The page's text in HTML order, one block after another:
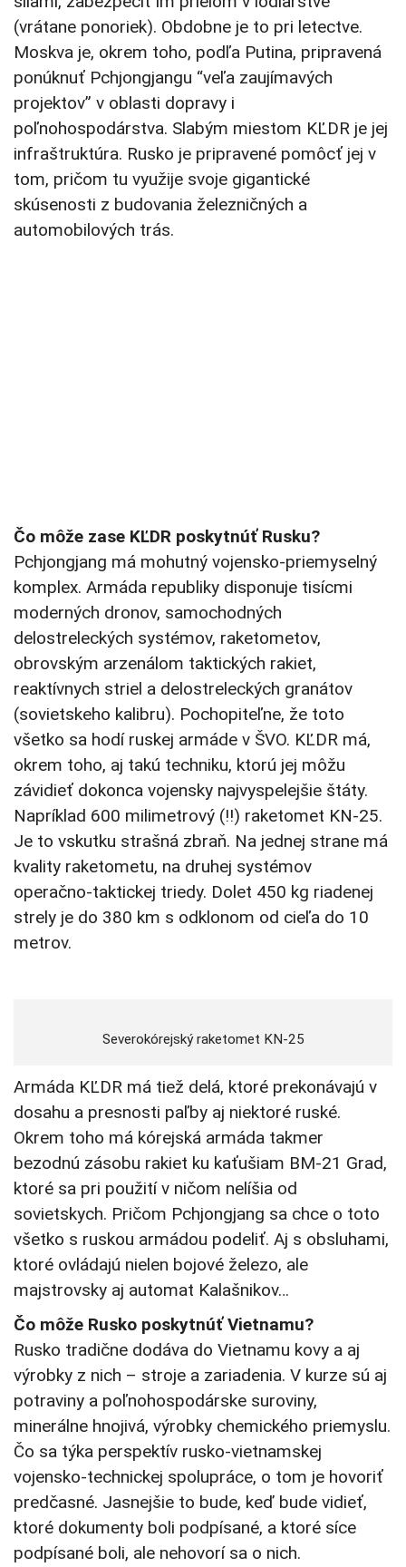
(vrátane ponoriek). Obdobne je to pri letectve.
Moskva je, okrem toho, podľa Putina, pripravená
ponúknuť Pchjongjangu “veľa zaujímavých
projektov” v oblasti dopravy i
poľnohospodárstva. Slabým miestom KĽDR je jej
infraštruktúra. Rusko je pripravené pomôcť jej v
tom, pričom tu využije svoje gigantické
skúsenosti z budovania železničných a
automobilových trás.
Čo môže zase KĽDR poskytnúť Rusku?
Pchjongjang má mohutný vojensko-priemyselný
komplex. Armáda republiky disponuje tisícmi
moderných dronov, samochodných
delostreleckých systémov, raketometov,
obrovským arzenálom taktických rakiet,
reaktívnych striel a delostreleckých granátov
(sovietskeho kalibru). Pochopiteľne, že toto
všetko sa hodí ruskej armáde v ŠVO. KĽDR má,
okrem toho, aj takú techniku, ktorú jej môžu
závidieť dokonca vojensky najvyspelejšie štáty.
Napríklad 600 milimetrový (!!) raketomet KN-25.
Je to vskutku strašná zbraň. Na jednej strane má
kvality raketometu, na druhej systémov
operačno-taktickej triedy. Dolet 450 kg riadenej
strely je do 380 km s odklonom od cieľa do 10
metrov.
Severokórejský raketomet KN-25
Armáda KĽDR má tiež delá, ktoré prekonávajú v
dosahu a presnosti paľby aj niektoré ruské.
Okrem toho má kórejská armáda takmer
bezodnú zásobu rakiet ku kaťušiam BM-21 Grad,
ktoré sa pri použití v ničom nelíšia od
sovietskych. Pričom Pchjongjang sa chce o toto
všetko s ruskou armádou podeliť. Aj s obsluhami,
ktoré ovládajú nielen bojové železo, ale
majstrovsky aj automat Kalašnikov…
Čo môže Rusko poskytnúť Vietnamu?
Rusko tradične dodáva do Vietnamu kovy a aj
výrobky z nich – stroje a zariadenia. V kurze sú aj
potraviny a poľnohospodárske suroviny,
minerálne hnojivá, výrobky chemického priemyslu.
Čo sa týka perspektív rusko-vietnamskej
vojensko-technickej spolupráce, o tom je hovoriť
predčasné. Jasnejšie to bude, keď bude vidieť,
ktoré dokumenty boli podpísané, a ktoré síce
podpísané boli, ale nehovorí sa o nich.